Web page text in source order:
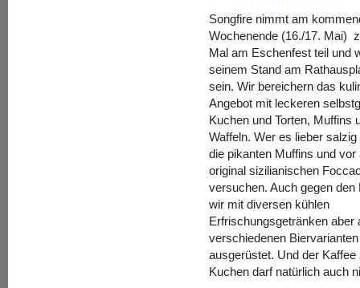
Songfire nimmt am
Wochenende (16./17. Mai)
Mal am Eschenfest teil und
seinem Stand am
sein. Wir bereichern das
Angebot mit leckeren
Kuchen und Torten, Muffins
Waffeln. Wer es lieber
die pikanten Muffins und vor
original sizilianischen
versuchen. Auch gegen den
wir mit diversen kühlen
Erfrischungsgetränken aber
verschiedenen
ausgerüstet. Und der Kaffee
Kuchen darf natürlich auch